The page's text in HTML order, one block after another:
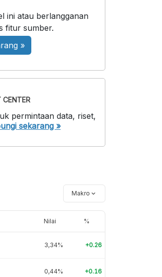
ini atau berlangganan
fitur sumber.
»
CENTER
permintaan data, riset,
sekarang »
Makro
Nilai %
3,34% +0.26
0,44% +0.16